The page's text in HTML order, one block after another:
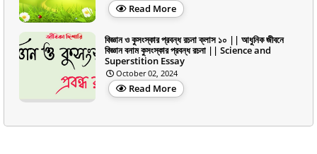
Read More
বিজ্ঞান ও কুসংস্কার প্রবন্ধ রচনা ক্লাস ১০ || আধুনিক জীবনে
বিজ্ঞান বনাম কুসংস্কার প্রবন্ধ রচনা || Science and
Superstition Essay
October 02, 2024
Read More